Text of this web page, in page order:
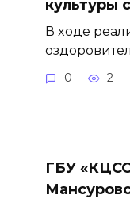
культуры
В ходе
0 2
ГБУ